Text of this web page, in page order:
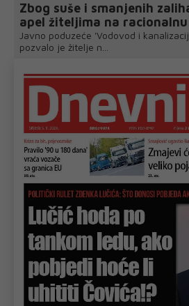
Zbog suše i smanjenih
apel žiteljima na
Javno poduzeće 'Vodovod i
pozvalo je žitelje n...